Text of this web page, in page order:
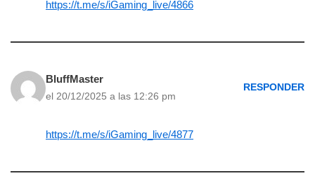
https://t.me/s/iGaming_live/4866
BluffMaster
el 20/12/2025 a las 12:26 pm
RESPONDER
https://t.me/s/iGaming_live/4877